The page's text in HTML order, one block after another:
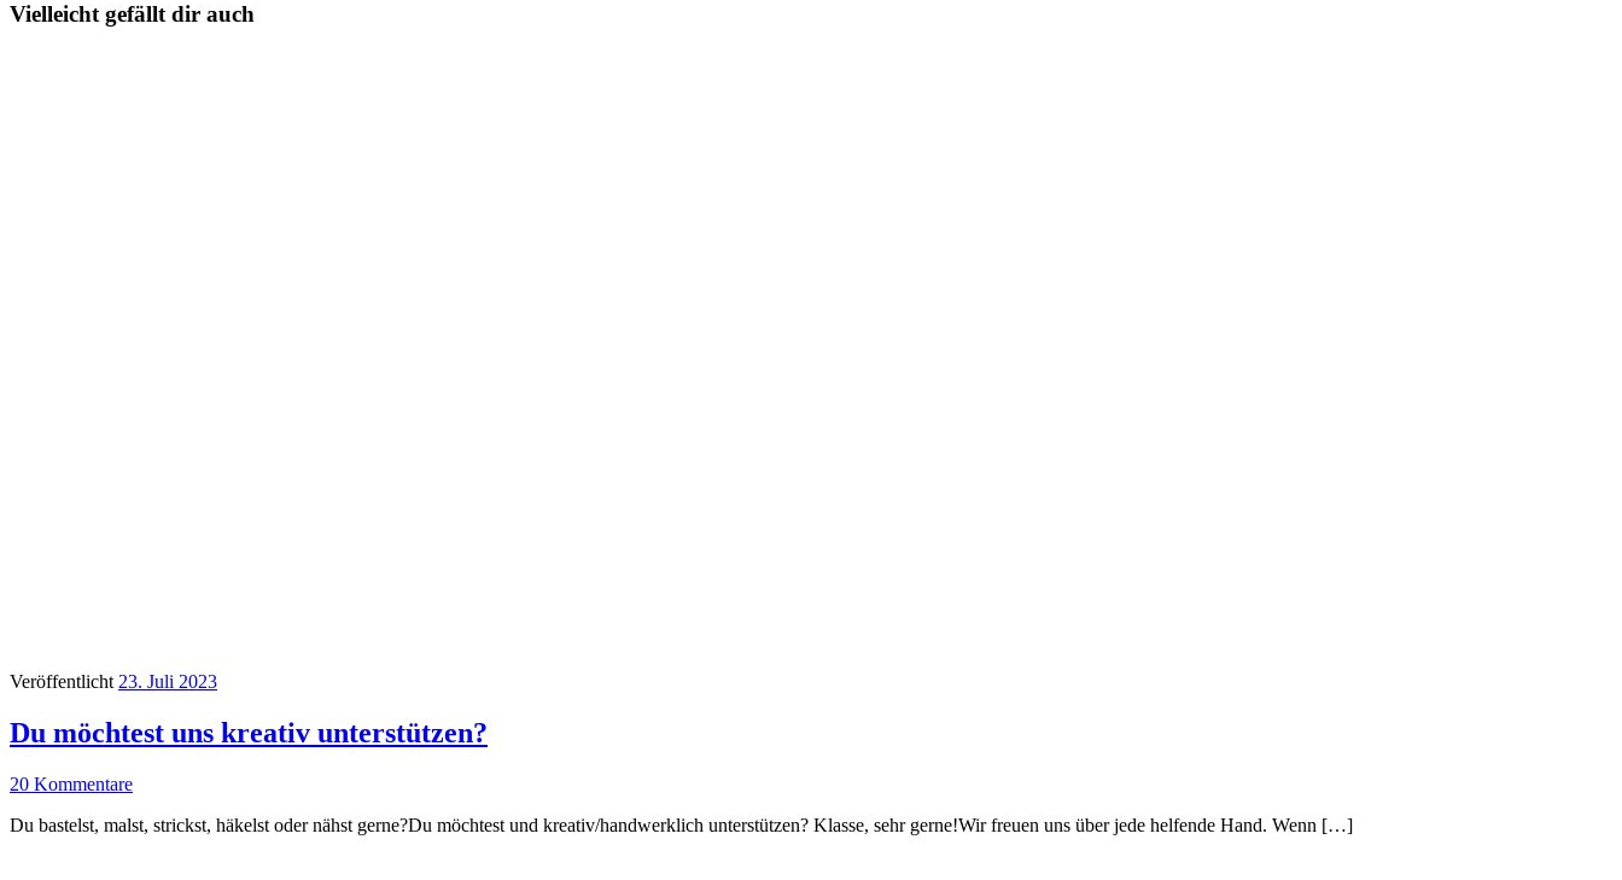
Vielleicht gefällt dir auch
Veröffentlicht 23. Juli 2023
Du möchtest uns kreativ unterstützen?
20 Kommentare
Du bastelst, malst, strickst, häkelst oder nähst gerne?Du möchtest und kreativ/handwerklich unterstützen? Klasse, sehr gerne!Wir freuen uns über jede helfende Hand. Wenn […]